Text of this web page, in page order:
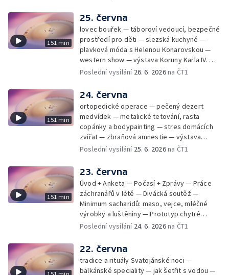
151 min
25. června
lovec bouřek — táboroví vedoucí, bezpečné
prostředí pro děti — slezská kuchyně —
plavková móda s Helenou Konarovskou —
western show — výstava Koruny Karla IV. —
mladý lezecký fenomén Josef Šindel
Poslední vysílání 26. 6. 2026na ČT1
151 min
24. června
ortopedické operace — pečený dezert
medvídek — metalické tetování, rasta
copánky a bodypainting — stres domácích
zvířat — zbraňová amnestie — výstava
mikrofotografií rostlin — fenomenální
Poslední vysílání 25. 6. 2026na ČT1
151 min
23. června
Úvod + Anketa — Počasí + Zprávy — Práce
záchranářů v létě — Divácká soutěž —
Minimum sacharidů: maso, vejce, mléčné
výrobky a luštěniny — Prototyp chytré
vložky do bot pro běžce — Anketa +
záchranářů v létě — Divácká soutěž —
Minimum sacharidů: maso, vejce, mléčné
výrobky a luštěniny — Jak se udržet v
Poslední vysílání 24. 6. 2026na ČT1
22. června
tradice a rituály Svatojánské noci —
balkánské speciality — jak šetřit s vodou —